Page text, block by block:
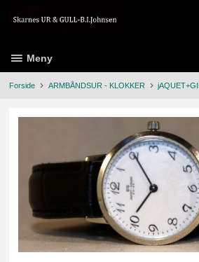
Meny
Forside ARMBÅNDSUR - KLOKKER